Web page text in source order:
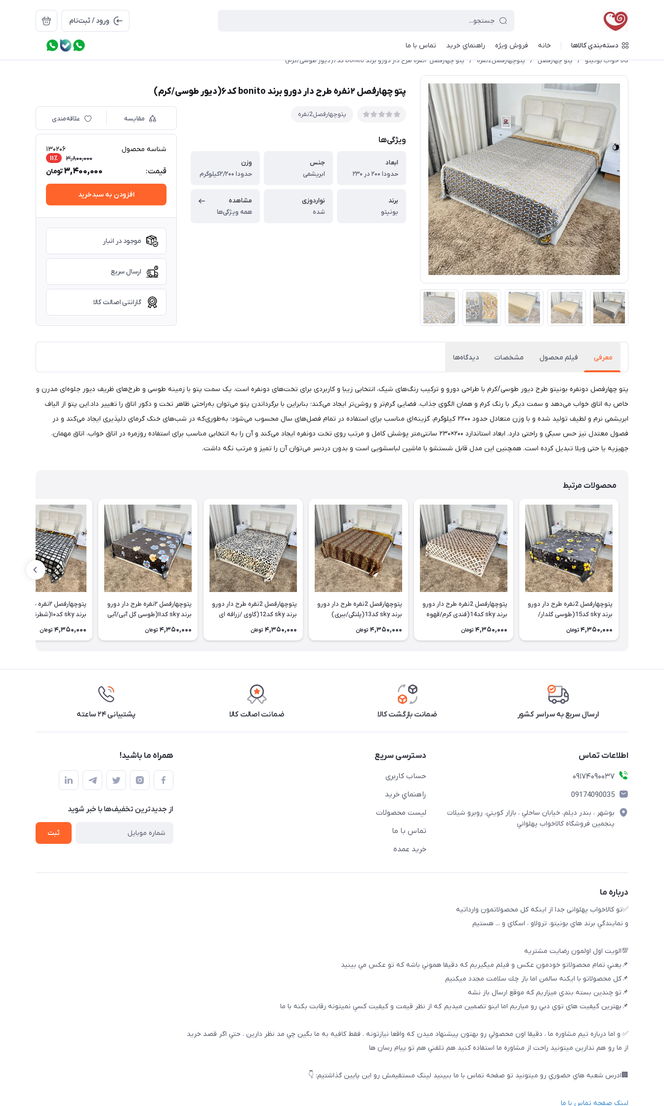
ورود / ثبت‌نام
دسته‌بندی کالاها خانه فروش ویژه راهنماي خريد تماس با ما
کالا خواب بونیتو / پتو چهارفصل / پتوچهارفصل2نفره / پتو چهارفصل ۲نفره طرح دار دورو برند bonito کد۶(دیور طوسی/کرم)
پتو چهارفصل ۲نفره طرح دار دورو برند bonito کد۶(دیور طوسی/کرم)
پتوچهارفصل2نفره
ویژگی‌ها
ابعاد
حدودا ۲۰۰ در ۲۳۰
جنس
ابریشمی
وزن
حدودا ۲/۲۰۰کیلوگرم
برند
بونیتو
نواردوزی
شده
مشاهده
همه ویژگی‌ها
مقایسه علاقه‌مندی
شناسه محصول 130206
قیمت:
3,800,000 11٪
3,400,000تومان
افزودن به سبدخرید
موجود در انبار
ارسال سریع
گارانتی اصالت کالا
معرفی فیلم محصول مشخصات دیدگاه‌ها
پتو چهارفصل دونفره بونیتو طرح دیور طوسی/کرم با طراحی دورو و ترکیب رنگ‌های شیک، انتخابی زیبا و کاربردی برای تخت‌های دونفره است. یک سمت پتو با زمینه طوسی و طرح‌های ظریف دیور جلوه‌ای مدرن و
خاص به اتاق خواب می‌دهد و سمت دیگر با رنگ کرم و همان الگوی جذاب، فضایی گرم‌تر و روشن‌تر ایجاد می‌کند؛ بنابراین با برگرداندن پتو می‌توان به‌راحتی ظاهر تخت و دکور اتاق را تغییر داد.این پتو از الیاف
ابریشمی نرم و لطیف تولید شده و با وزن متعادل حدود ۲۲۰۰ کیلوگرم، گزینه‌ای مناسب برای استفاده در تمام فصل‌های سال محسوب می‌شود؛ به‌طوری‌که در شب‌های خنک گرمای دلپذیری ایجاد می‌کند و در
فصول معتدل نیز حس سبکی و راحتی دارد. ابعاد استاندارد ۲۰۰×۲۳۰ سانتی‌متر پوشش کامل و مرتب روی تخت دونفره ایجاد می‌کند و آن را به انتخابی مناسب برای استفاده روزمره در اتاق خواب، اتاق مهمان،
جهیزیه یا حتی ویلا تبدیل کرده است. همچنین این مدل قابل شستشو با ماشین لباسشویی است و بدون دردسر می‌توان آن را تمیز و مرتب نگه داشت.
محصولات مرتبط
پتو‌چهارفصل 2نفره طرح دار دورو
برند sky کد15(طوسی گلدار/
طوسی گل سفید)
4,350,000 تومان
پتو‌چهارفصل 2نفره طرح دار دورو
برند sky کد14(فندی کرم/قهوه
4,350,000 تومان
پتو‌چهارفصل 2نفره طرح دار دورو
برند sky کد13(پلنگی/ببری)
4,350,000 تومان
پتو‌چهارفصل 2نفره طرح دار دورو
برند sky کد12(گاوی /زرافه ای
زمینه کرم)
4,350,000 تومان
پتو‌چهارفصل ۲نفره طرح دار دورو
برند sky کد۱۱(طوسی گل آبی/آبی
گل صورتی)
4,350,000 تومان
پتو‌چهارفصل ۲نفره طرح دار دورو
برند sky کد۱۰(شطرنجی)
4,350,000 تومان
ارسال سریع به سراسر کشور ضمانت بازگشت کالا ضمانت اصالت کالا پشتیبانی ۲۴ ساعته
اطلاعات تماس
09174090037
09174090035
بوشهر ، بندر ديلم، خيابان ساحلي ، بازار كويتي، روبرو شيلات
پنجمين فروشگاه كالاخواب پهلواني
دسترسی سریع
حساب کاربری
راهنماي خريد
لیست محصولات
تماس با ما
خريد عمده
همراه ما باشید!
از جدید‌ترین تخفیف‌ها با‌ خبر شوید
ثبت
درباره ما
✅تو كالاخواب پهلوانى جدا از اينكه كل محصولاتمون وارداتيه
و نمايندگي برند هاي بونيتو، ترولاو ، اسكاي و ... هستيم
💯الويت اول اولمون رضايت مشتريه
📌يعني تمام محصولاتو خودمون عكس و فيلم ميگيريم كه دقيقا هموني باشه كه تو عكس مي بينيد
📌كل محصولاتو با ايكنه سالمن اما باز چك سلامت مجدد ميكنيم
📌تو چندين بسته بندي ميزاريم كه موقع ارسال باز نشه
📌بهترين كيفيت هاي توي دبي رو مياريم اما اينو تضمين ميديم كه از نظر قيمت و كيفيت كسي نميتونه رقابت بكنه با ما
✅ و اما درباره تيم مشاوره ما ، دقيقا اون محصولي رو بهتون پيشنهاد ميدن كه واقعا نيازتونه . فقط كافيه به ما بگين چي مد نظر دارين . حتي اگر قصد خريد
از ما رو هم ندارين ميتونيد راحت از مشاوره ما استفاده كنيد هم تلفني هم تو پيام رسان ها
🏢ادرس شعبه هاي حضوري رو ميتونيد تو صفحه تماس با ما ببینيد لینک مستقیمش رو این پایین گذاشتیم: 👇
لینک صفحه تماس با ما